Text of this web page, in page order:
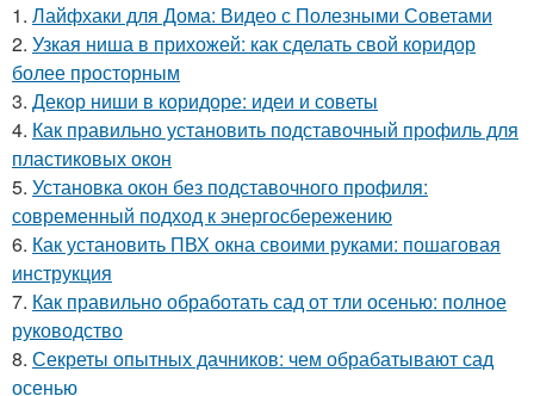
1. Лайфхаки для Дома: Видео с Полезными Советами
2. Узкая ниша в прихожей: как сделать свой коридор
более просторным
3. Декор ниши в коридоре: идеи и советы
4. Как правильно установить подставочный профиль для
пластиковых окон
5. Установка окон без подставочного профиля:
современный подход к энергосбережению
6. Как установить ПВХ окна своими руками: пошаговая
инструкция
7. Как правильно обработать сад от тли осенью: полное
руководство
8. Секреты опытных дачников: чем обрабатывают сад
осенью